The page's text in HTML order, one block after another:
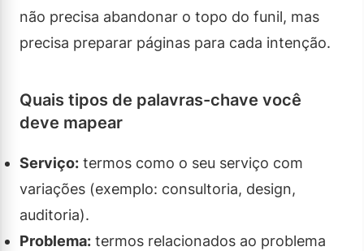
não precisa abandonar o topo do funil, mas
precisa preparar páginas para cada intenção.
Quais tipos de palavras-chave você
deve mapear
Serviço: termos como o seu serviço com
variações (exemplo: consultoria, design,
auditoria).
Problema: termos relacionados ao problema